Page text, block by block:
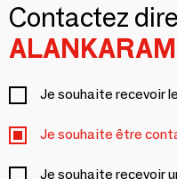
Contactez
ALANKARAM
Je souhaite recevoir
Je souhaite être
Je souhaite recevoir